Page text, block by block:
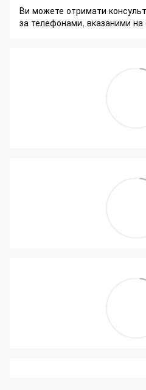
Ви можете отримати
за телефонами, вказаними на